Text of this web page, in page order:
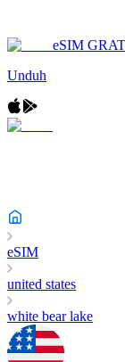
eSIM
Unduh
eSIM
united states
white bear lake